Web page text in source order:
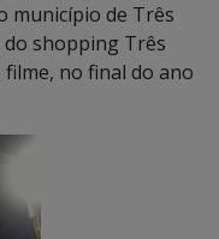
município de Três
do shopping Três
no final do ano